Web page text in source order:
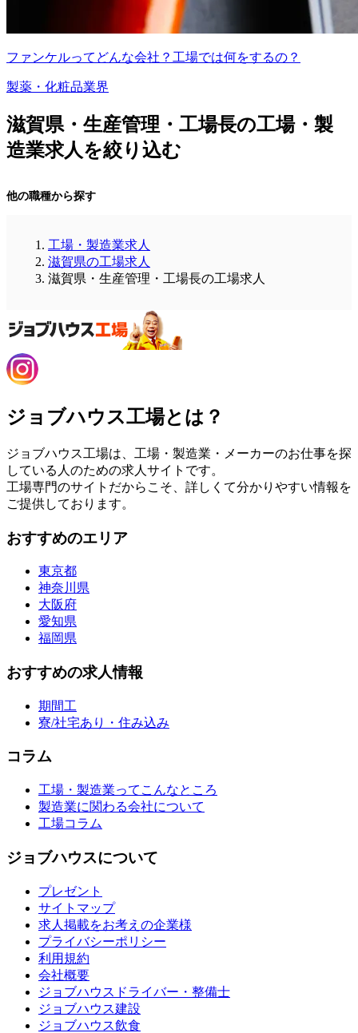
ファンケルってどんな会社？工場では何をするの？
製薬・化粧品業界
滋賀県・生産管理・工場長の工場・製
造業求人を絞り込む
他の職種から探す
工場・製造業求人
滋賀県の工場求人
滋賀県・生産管理・工場長の工場求人
ジョブハウス工場とは？
ジョブハウス工場は、工場・製造業・メーカーのお仕事を探
している人のための求人サイトです。
工場専門のサイトだからこそ、詳しくて分かりやすい情報を
ご提供しております。
おすすめのエリア
東京都
神奈川県
大阪府
愛知県
福岡県
おすすめの求人情報
期間工
寮/社宅あり・住み込み
コラム
工場・製造業ってこんなところ
製造業に関わる会社について
工場コラム
ジョブハウスについて
プレゼント
サイトマップ
求人掲載をお考えの企業様
プライバシーポリシー
利用規約
会社概要
ジョブハウスドライバー・整備士
ジョブハウス建設
ジョブハウス飲食